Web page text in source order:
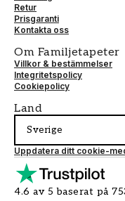
Retur
Prisgaranti
Kontakta oss
Om Familjetapeter
Villkor & bestämmelser
Integritetspolicy
Cookiepolicy
Land
Sverige
Uppdatera ditt cookie-
4.6 av 5 baserat på